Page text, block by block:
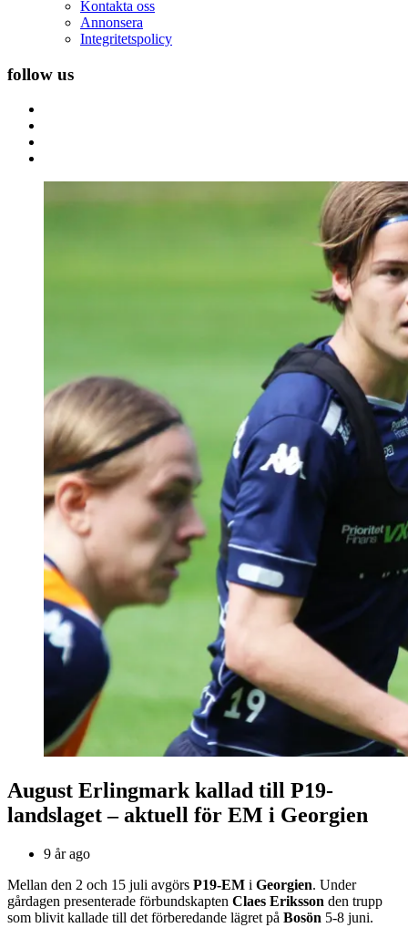
Kontakta oss
Annonsera
Integritetspolicy
follow us
August Erlingmark kallad till P19-
landslaget – aktuell för EM i Georgien
9 år ago
Mellan den 2 och 15 juli avgörs P19-EM i Georgien. Under
gårdagen presenterade förbundskapten Claes Eriksson den trupp
som blivit kallade till det förberedande lägret på Bosön 5-8 juni.